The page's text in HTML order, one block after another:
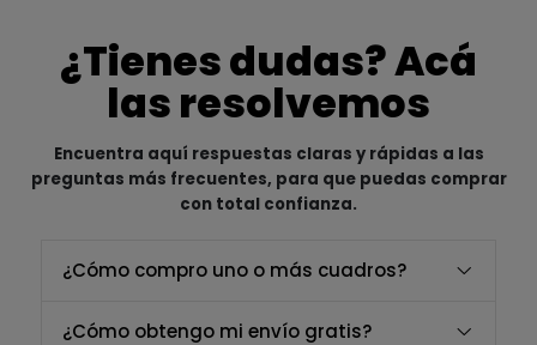
¿Tienes dudas? Acá
las resolvemos
Encuentra aquí respuestas claras y rápidas a las
preguntas más frecuentes, para que puedas comprar
con total confianza.
¿Cómo compro uno o más cuadros?
¿Cómo obtengo mi envío gratis?